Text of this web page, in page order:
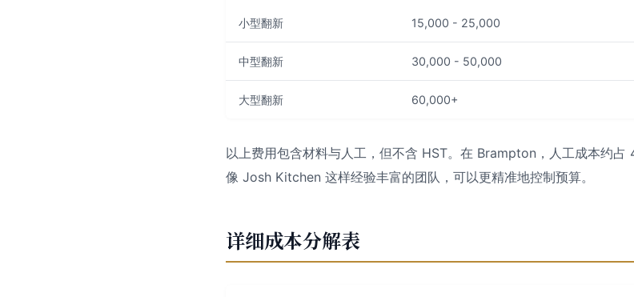
小型翻新 15,000 - 25,000
中型翻新 30,000 - 50,000
大型翻新 60,000+
以上费用包含材料与人工，但不含 HST。在 Brampton，人工成本约
像 Josh Kitchen 这样经验丰富的团队，可以更精准地控制预算。
详细成本分解表